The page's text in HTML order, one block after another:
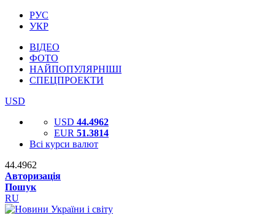
РУС
УКР
ВІДЕО
ФОТО
НАЙПОПУЛЯРНІШІ
СПЕЦПРОЕКТИ
USD
USD 44.4962
EUR 51.3814
Всі курси валют
44.4962
Авторизація
Пошук
RU